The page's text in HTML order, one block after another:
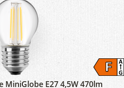
MiniGlobe E27 4,5W 470lm